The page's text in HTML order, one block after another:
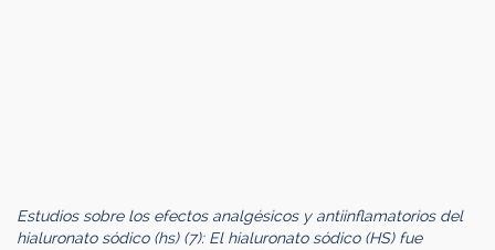
Estudios sobre los efectos analgésicos y antiinflamatorios del
hialuronato sódico (hs) (7): El hialuronato sódico (HS) fue